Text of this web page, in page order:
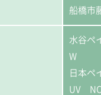
船橋市
水谷ペ
W
日本ペ
UV